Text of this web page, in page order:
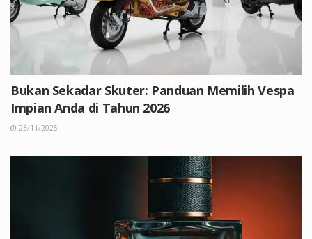
Bukan Sekadar Skuter: Panduan Memilih Vespa
Impian Anda di Tahun 2026
23/11/2025